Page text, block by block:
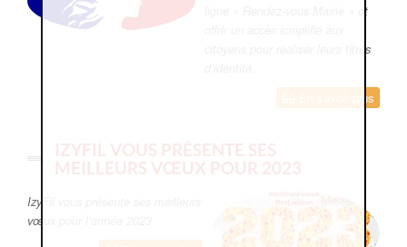
ligne « Rendez-vous Mairie » et
citoyens pour réaliser leurs titres
En savoir plus
IZYFIL VOUS PRÉSENTE SES
MEILLEURS VŒUX POUR 2023
IzyFil vous présente ses meilleurs
vœux pour l’année 2023